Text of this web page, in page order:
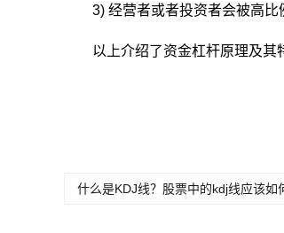
3) 经营者或者投资者会被高比
以上介绍了资金杠杆原理及其
什么是KDJ线？股票中的kdj线应该如